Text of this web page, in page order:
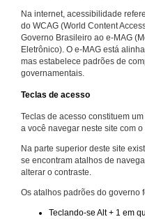
Na internet, acessibilidade
do WCAG (World Content
Governo Brasileiro ao e-MAG
Eletrônico). O e-MAG está
mas estabelece padrões de
governamentais.
Teclas de acesso
Teclas de acesso constituem
a você navegar neste site com
Na parte superior deste site
se encontram atalhos de
alterar o contraste.
Os atalhos padrões do governo
Teclando-se Alt + 1 em